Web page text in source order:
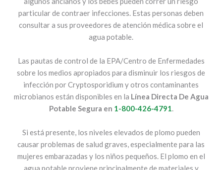
particular de contraer infecciones. Estas personas deben
consultar a sus proveedores de atención médica sobre el
agua potable.
Las pautas de control de la EPA/Centro de Enfermedades
sobre los medios apropiados para disminuir los riesgos de
infección por Cryptosporidium y otros contaminantes
microbianos están disponibles en la Línea Directa De Agua
Potable Segura en 1-800-426-4791.
Si está presente, los niveles elevados de plomo pueden
causar problemas de salud graves, especialmente para las
mujeres embarazadas y los niños pequeños. El plomo en el
agua potable proviene principalmente de materiales y